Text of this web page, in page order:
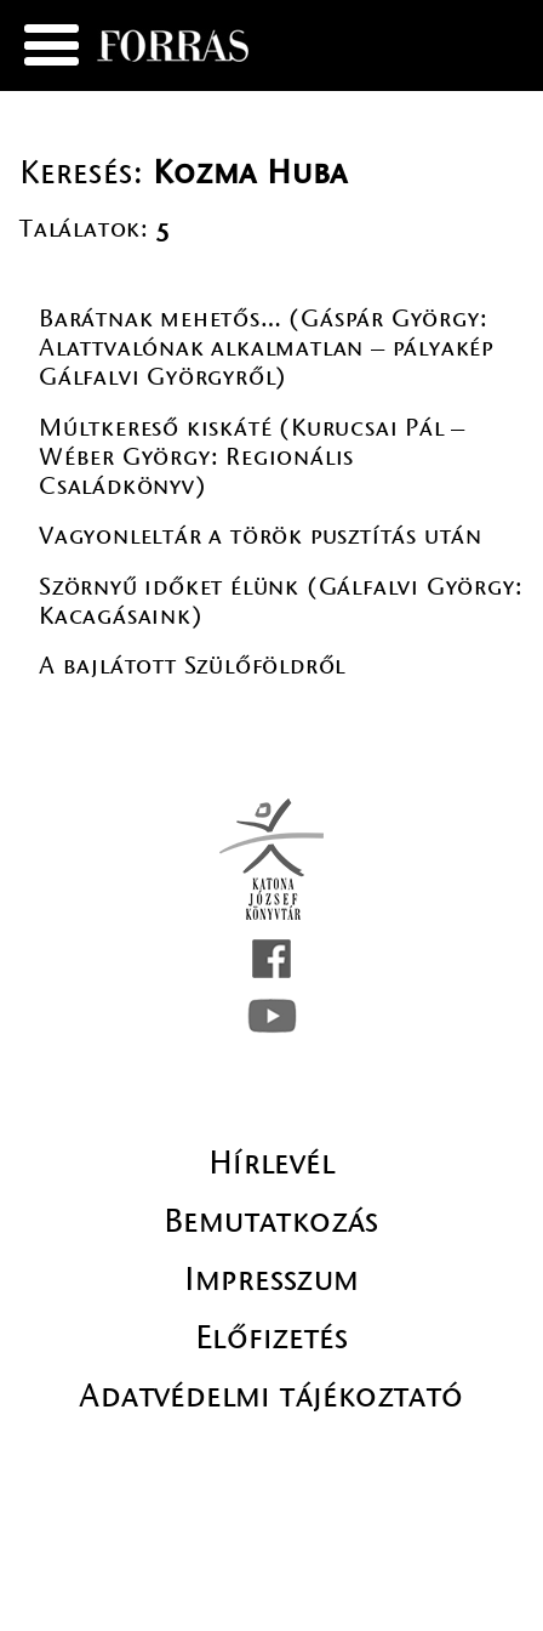
Keresés: Kozma Huba
Találatok: 5
Barátnak mehetős… (Gáspár György:
Alattvalónak alkalmatlan – pályakép
Gálfalvi Györgyről)
Múltkereső kiskáté (Kurucsai Pál –
Wéber György: Regionális
Családkönyv)
Vagyonleltár a török pusztítás után
Szörnyű időket élünk (Gálfalvi György:
Kacagásaink)
A bajlátott Szülőföldről
Hírlevél
Bemutatkozás
Impresszum
Előfizetés
Adatvédelmi tájékoztató